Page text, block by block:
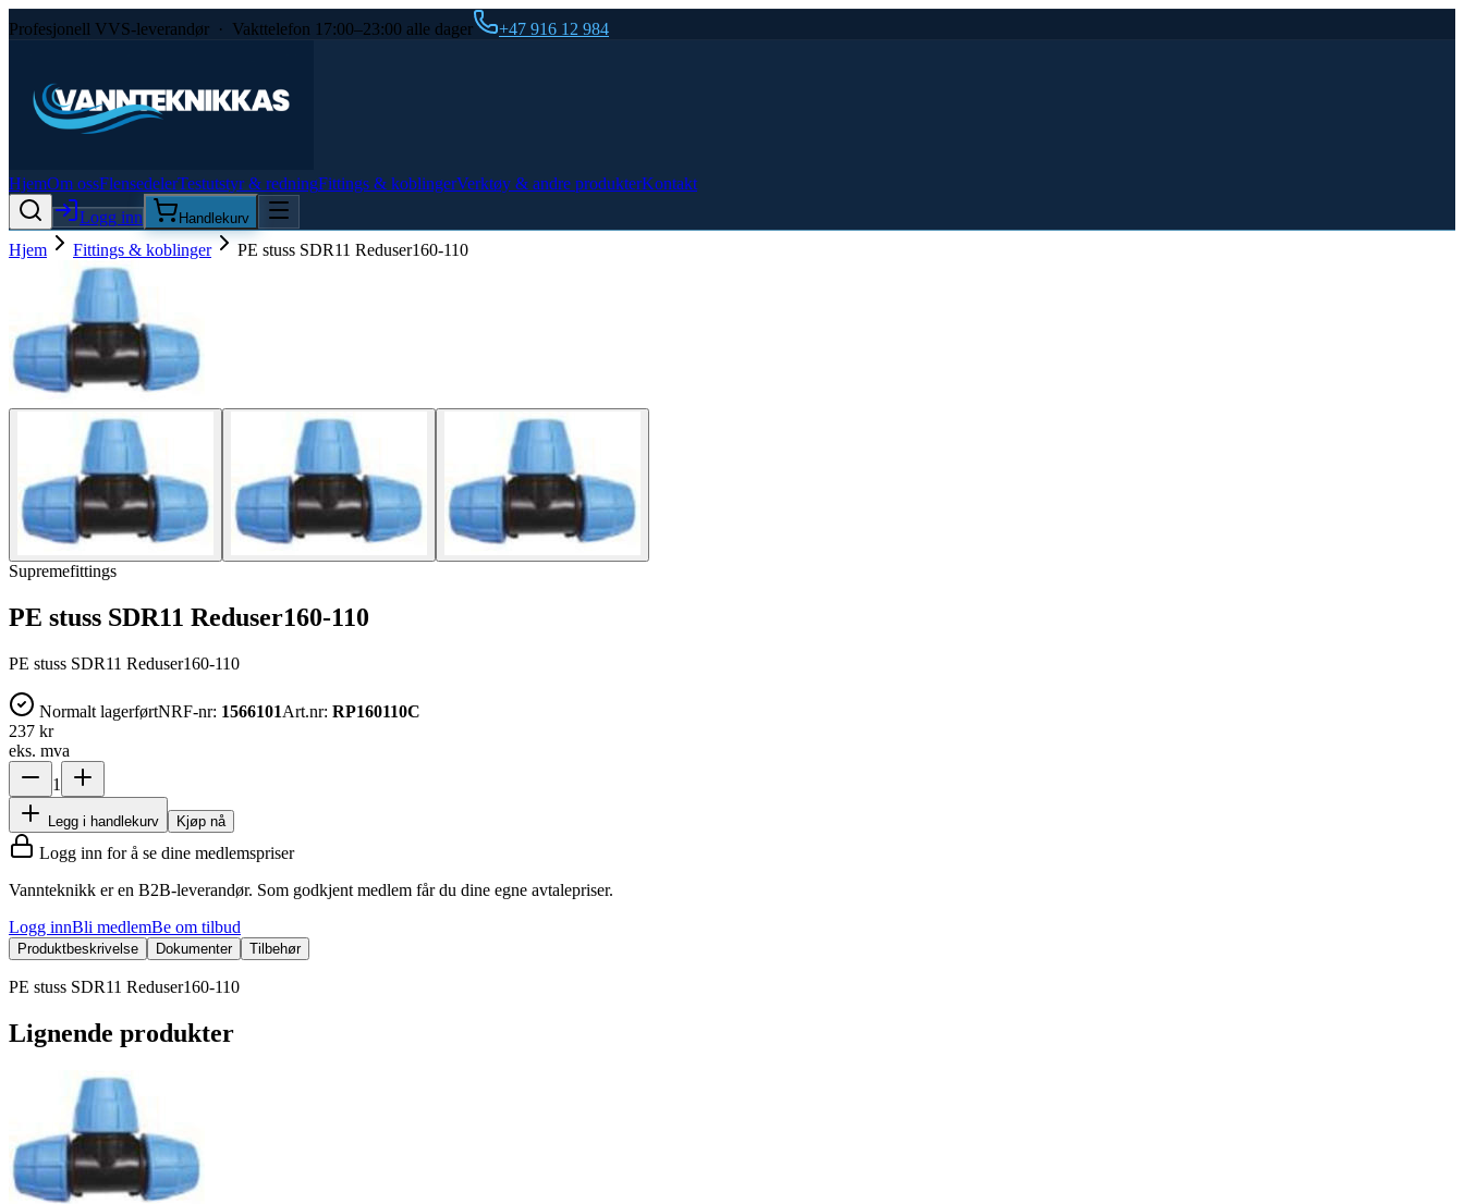
Profesjonell VVS-leverandør · Vakttelefon 17:00–23:00 alle dager +47 916 12 984
HjemOm ossFlensedelerTestutstyr & redningFittings & koblingerVerktøy & andre produkterKontakt
Logg inn
Handlekurv
Hjem Fittings & koblinger PE stuss SDR11 Reduser160-110
Supremefittings
PE stuss SDR11 Reduser160-110
PE stuss SDR11 Reduser160-110
Normalt lagerførtNRF-nr: 1566101Art.nr: RP160110C
237 kr
eks. mva
1
Legg i handlekurv Kjøp nå
Logg inn for å se dine medlemspriser
Vannteknikk er en B2B-leverandør. Som godkjent medlem får du dine egne avtalepriser.
Logg innBli medlemBe om tilbud
Produktbeskrivelse Dokumenter Tilbehør
PE stuss SDR11 Reduser160-110
Lignende produkter